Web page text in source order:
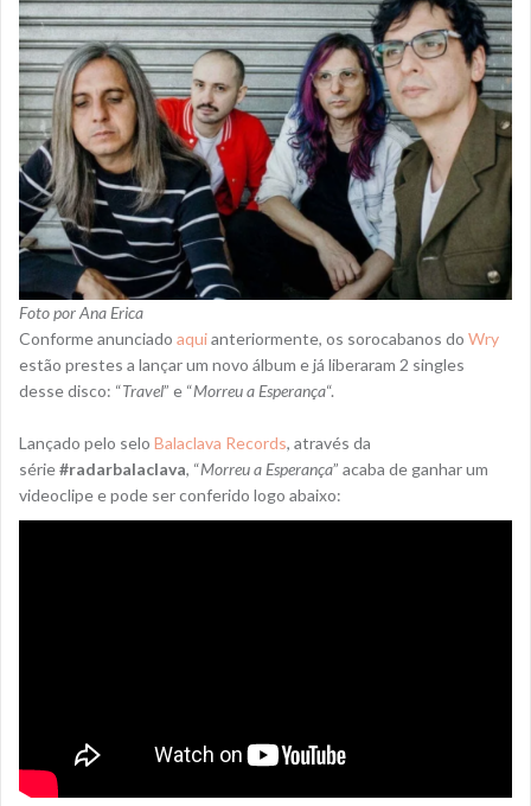
Foto por Ana Erica
Conforme anunciado aquianteriormente, os sorocabanos do Wry
estão prestes a lançar um novo álbum e já liberaram 2 singles
desse disco: “Travel” e “Morreu a Esperança“.
Lançado pelo selo Balaclava Records, através da
série#radarbalaclava, “Morreu a Esperança” acaba de ganhar um
videoclipe e pode ser conferido logo abaixo: